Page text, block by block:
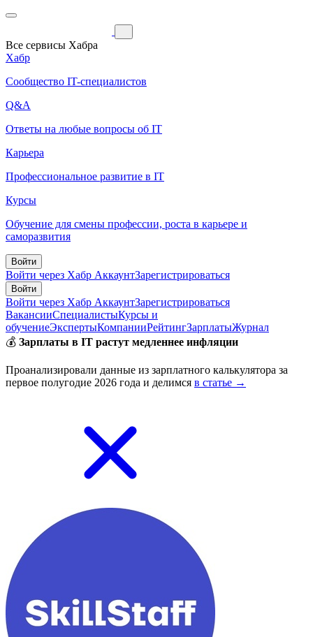
Все сервисы Хабра
Хабр
Сообщество IT-специалистов
Q&A
Ответы на любые вопросы об IT
Карьера
Профессиональное развитие в IT
Курсы
Обучение для смены профессии, роста в карьере и
саморазвития
Войти
Войти через Хабр АккаунтЗарегистрироваться
Войти
Войти через Хабр АккаунтЗарегистрироваться
ВакансииСпециалистыКурсы и
обучениеЭкспертыКомпанииРейтингЗарплатыЖурнал
💰 Зарплаты в IT растут медленнее инфляции
Проанализировали данные из зарплатного калькулятора за
первое полугодие 2026 года и делимся в статье →